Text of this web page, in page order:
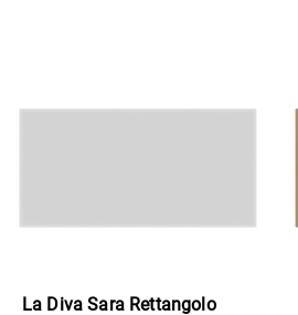
La Diva Sara Rettangolo